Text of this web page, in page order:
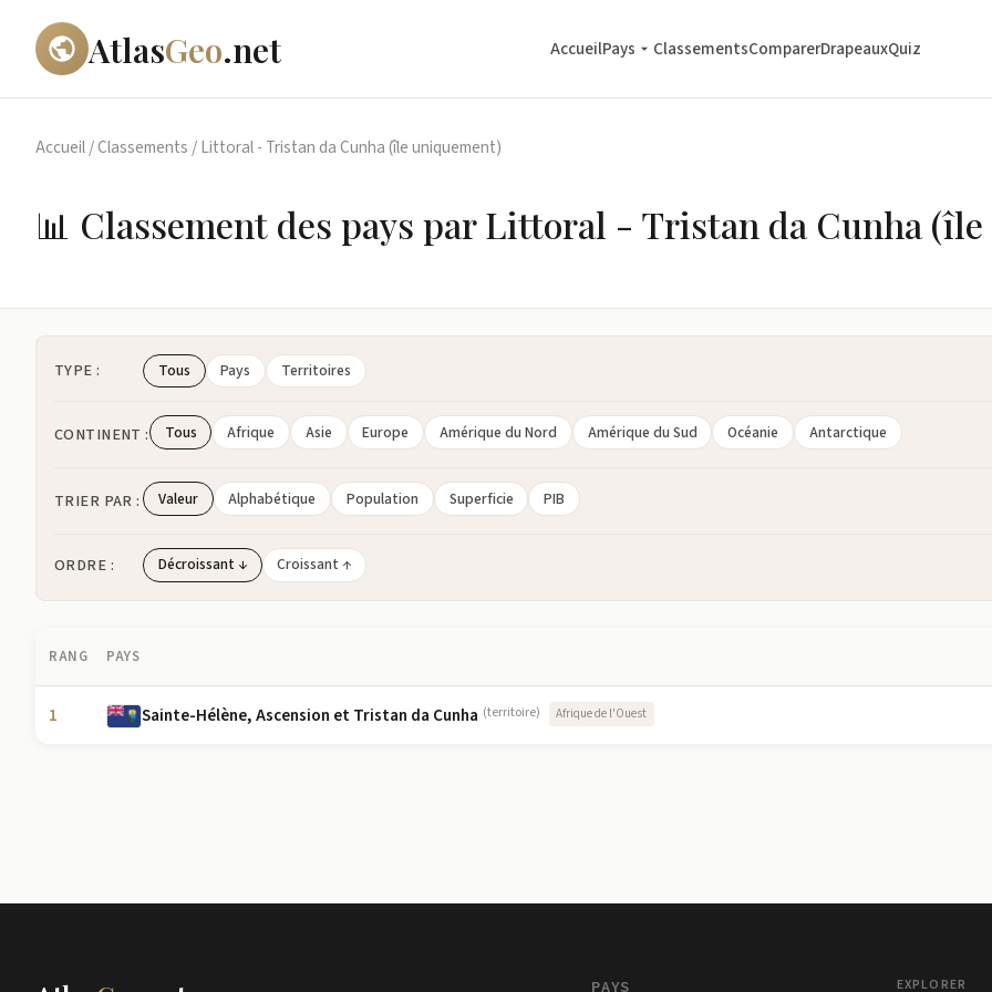
AtlasGeo.net AccueilPays ClassementsComparerDrapeauxQuiz
Accueil/Classements /Littoral - Tristan da Cunha (île uniquement)
📊 Classement des pays par Littoral - Tristan da Cunha
TYPE : Tous Pays Territoires
CONTINENT : Tous Afrique Asie Europe Amérique du Nord Amérique du Sud Océanie Antarctique
TRIER PAR : Valeur Alphabétique Population Superficie PIB
ORDRE : Décroissant ↓ Croissant ↑
RANG PAYS
1 Sainte-Hélène, Ascension et Tristan da Cunha (territoire) Afrique de l'Ouest
PAYS EXPLORER